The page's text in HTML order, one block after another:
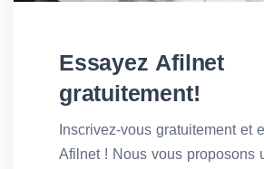
Essayez Afilnet
gratuitement!
Inscrivez-vous gratuitement et
Afilnet ! Nous vous proposons